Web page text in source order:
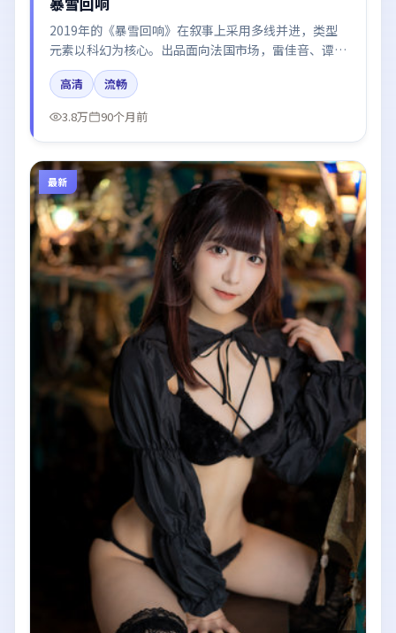
2019年的《暴雪回响》在叙事上采用多线并进，类型
元素以科幻为核心。出品面向法国市场，雷佳音、谭
卓、张子枫所饰角色推动关键反转，结尾留白引发讨
论。
高清
流畅
3.8万
90个月前
最新